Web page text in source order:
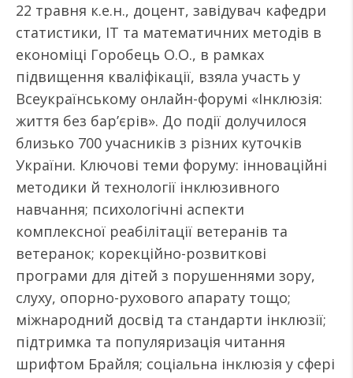
22 травня к.е.н., доцент, завідувач кафедри
статистики, ІТ та математичних методів в
економіці Горобець О.О., в рамках
підвищення кваліфікації, взяла участь у
Всеукраїнському онлайн-форумі «Інклюзія:
життя без бар’єрів». До події долучилося
близько 700 учасників з різних куточків
України. Ключові теми форуму: інноваційні
методики й технології інклюзивного
навчання; психологічні аспекти
комплексної реабілітації ветеранів та
ветеранок; корекційно-розвиткові
програми для дітей з порушеннями зору,
слуху, опорно-рухового апарату тощо;
міжнародний досвід та стандарти інклюзії;
підтримка та популяризація читання
шрифтом Брайля; соціальна інклюзія у сфері